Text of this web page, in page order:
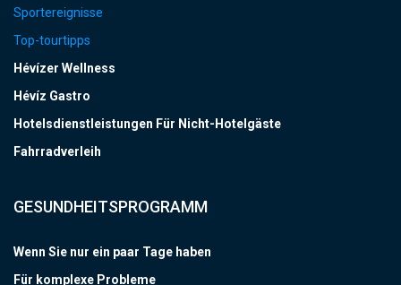
Sportereignisse
Top-tourtipps
Hévízer Wellness
Hévíz Gastro
Hotelsdienstleistungen Für Nicht-Hotelgäste
Fahrradverleih
GESUNDHEITSPROGRAMM
Wenn Sie nur ein paar Tage haben
Für komplexe Probleme